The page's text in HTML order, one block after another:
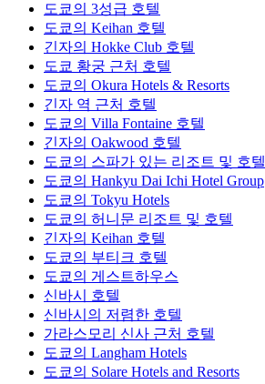
도쿄의 3성급 호텔
도쿄의 Keihan 호텔
긴자의 Hokke Club 호텔
도쿄 황궁 근처 호텔
도쿄의 Okura Hotels & Resorts
긴자 역 근처 호텔
도쿄의 Villa Fontaine 호텔
긴자의 Oakwood 호텔
도쿄의 스파가 있는 리조트 및 호텔
도쿄의 Hankyu Dai Ichi Hotel Group
도쿄의 Tokyu Hotels
도쿄의 허니문 리조트 및 호텔
긴자의 Keihan 호텔
도쿄의 부티크 호텔
도쿄의 게스트하우스
신바시 호텔
신바시의 저렴한 호텔
가라스모리 신사 근처 호텔
도쿄의 Langham Hotels
도쿄의 Solare Hotels and Resorts